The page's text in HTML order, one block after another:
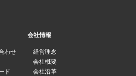
わせ
ド
会社情報
経営理念
会社概要
会社沿革